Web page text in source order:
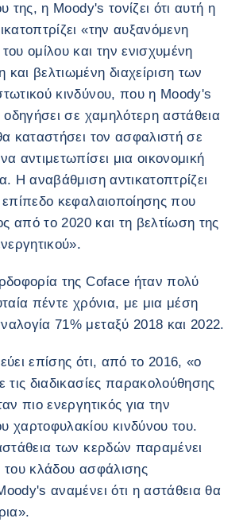
της, η Moody's τονίζει ότι αυτή η
«την αυξανόμενη
ομίλου και την ενισχυμένη
βελτιωμένη διαχείριση των
κινδύνου, που η Moody's
οδηγήσει σε χαμηλότερη αστάθεια
καταστήσει τον ασφαλιστή σε
αντιμετωπίσει μια οικονομική
Η αναβάθμιση αντικατοπτρίζει
κεφαλαιοποίησης που
από το 2020 και τη βελτίωση της
της Coface ήταν πολύ
πέντε χρόνια, με μια μέση
71% μεταξύ 2018 και 2022.
επίσης ότι, από το 2016, «ο
τις διαδικασίες παρακολούθησης
πιο ενεργητικός για την
χαρτοφυλακίου κινδύνου του.
των κερδών παραμένει
του κλάδου ασφάλισης
αναμένει ότι η αστάθεια θα